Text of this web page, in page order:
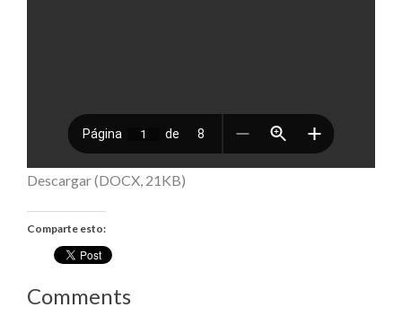
Descargar (DOCX, 21KB)
Comparte esto:
Comments